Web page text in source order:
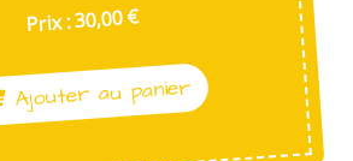
Prix : 30,00 €
Ajouter au panier